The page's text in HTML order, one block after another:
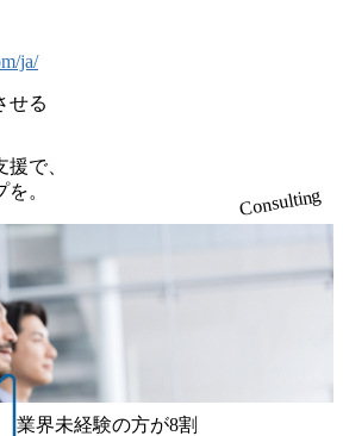
ja/
せる
で、
。
Consulting
業界未経験の方が8割